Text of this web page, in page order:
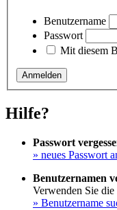
Benutzername
Passwort
Mit diesem
Hilfe?
Passwort
» neues Passwort
Benutzernamen
Verwenden Sie
» Benutzername